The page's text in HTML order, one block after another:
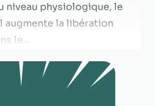
niveau physiologique, le
augmente la libération
le...
Statistiques
Afin que nous
fonctionnalité
et la structure
du site Web,